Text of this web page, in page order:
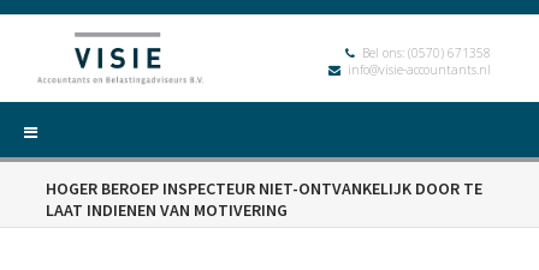
Bel ons: (0570) 671358
info@visie-accountants.nl
HOGER BEROEP INSPECTEUR NIET-ONTVANKELIJK DOOR TE
LAAT INDIENEN VAN MOTIVERING